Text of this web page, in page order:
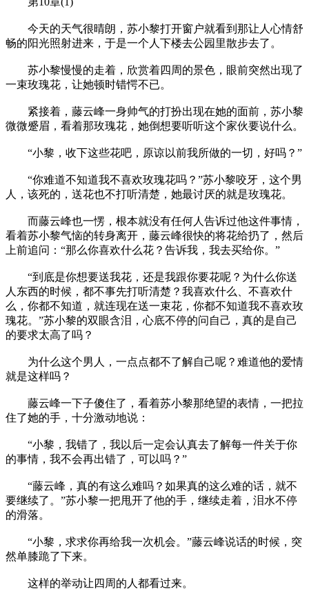
今天的天气很晴朗，苏小黎打开窗户就看到那让人心情舒
畅的阳光照射进来，于是一个人下楼去公园里散步去了。
苏小黎慢慢的走着，欣赏着四周的景色，眼前突然出现了
一束玫瑰花，让她顿时错愕不已。
紧接着，藤云峰一身帅气的打扮出现在她的面前，苏小黎
微微蹙眉，看着那玫瑰花，她倒想要听听这个家伙要说什么。
“小黎，收下这些花吧，原谅以前我所做的一切，好吗？”
“你难道不知道我不喜欢玫瑰花吗？”苏小黎咬牙，这个男
人，该死的，送花也不打听清楚，她最讨厌的就是玫瑰花。
而藤云峰也一愣，根本就没有任何人告诉过他这件事情，
看着苏小黎气恼的转身离开，藤云峰很快的将花给扔了，然后
上前追问：“那么你喜欢什么花？告诉我，我去买给你。”
“到底是你想要送我花，还是我跟你要花呢？为什么你送
人东西的时候，都不事先打听清楚？我喜欢什么、不喜欢什
么，你都不知道，就连现在送一束花，你都不知道我不喜欢玫
瑰花。”苏小黎的双眼含泪，心底不停的问自己，真的是自己
的要求太高了吗？
为什么这个男人，一点点都不了解自己呢？难道他的爱情
就是这样吗？
藤云峰一下子傻住了，看着苏小黎那绝望的表情，一把拉
住了她的手，十分激动地说：
“小黎，我错了，我以后一定会认真去了解每一件关于你
的事情，我不会再出错了，可以吗？”
“藤云峰，真的有这么难吗？如果真的这么难的话，就不
要继续了。”苏小黎一把甩开了他的手，继续走着，泪水不停
的滑落。
“小黎，求求你再给我一次机会。”藤云峰说话的时候，突
然单膝跪了下来。
这样的举动让四周的人都看过来。